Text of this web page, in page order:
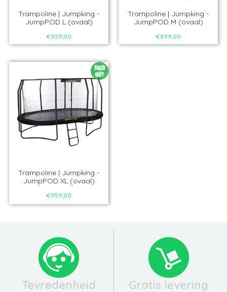
Trampoline | Jumpking -
JumpPOD L (ovaal)
€929,00
Trampoline | Jumpking -
JumpPOD M (ovaal)
€899,00
Trampoline | Jumpking -
JumpPOD XL (ovaal)
€959,00
Tevredenheid Gratis levering